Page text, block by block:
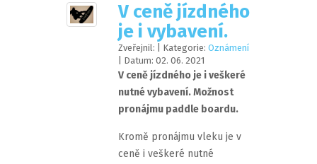
V ceně jízdného
je i vybavení.
Zveřejnil: | Kategorie: Oznámení
| Datum: 02. 06. 2021
V ceně jízdného je i veškeré
nutné vybavení. Možnost
pronájmu paddle boardu.
Kromě pronájmu vleku je v
ceně i veškeré nutné